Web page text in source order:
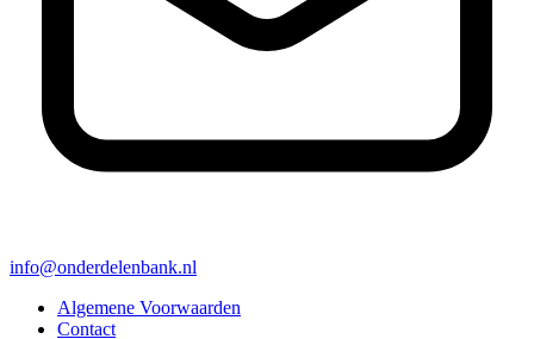
info@onderdelenbank.nl
Algemene Voorwaarden
Contact